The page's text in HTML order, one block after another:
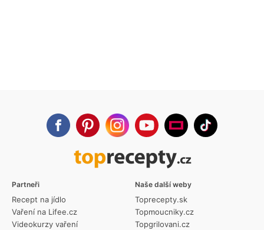
Partneři
Recept na jídlo
Vaření na Lifee.cz
Videokurzy vaření
Naše další weby
Toprecepty.sk
Topmoucniky.cz
Topgrilovani.cz